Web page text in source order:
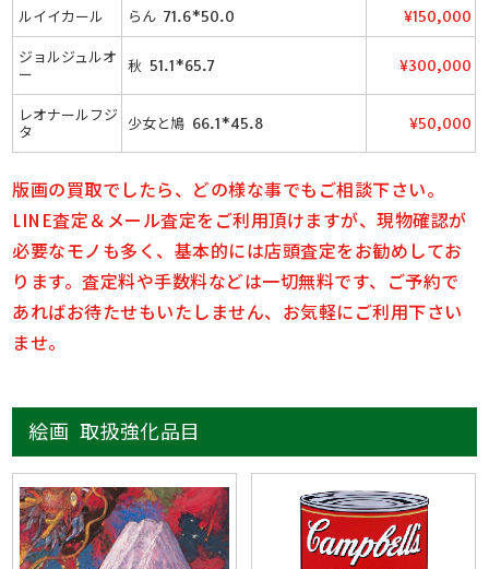
ルイイカール らん 71.6*50.0 ¥150,000
ジョルジュルオ
ー
秋 51.1*65.7 ¥300,000
レオナールフジ
タ
少女と鳩 66.1*45.8 ¥50,000
版画の買取でしたら、どの様な事でもご相談下さい。
LINE査定＆メール査定をご利用頂けますが、現物確認が
必要なモノも多く、基本的には店頭査定をお勧めしてお
ります。査定料や手数料などは一切無料です、ご予約で
あればお待たせもいたしません、お気軽にご利用下さい
ませ。
絵画 取扱強化品目